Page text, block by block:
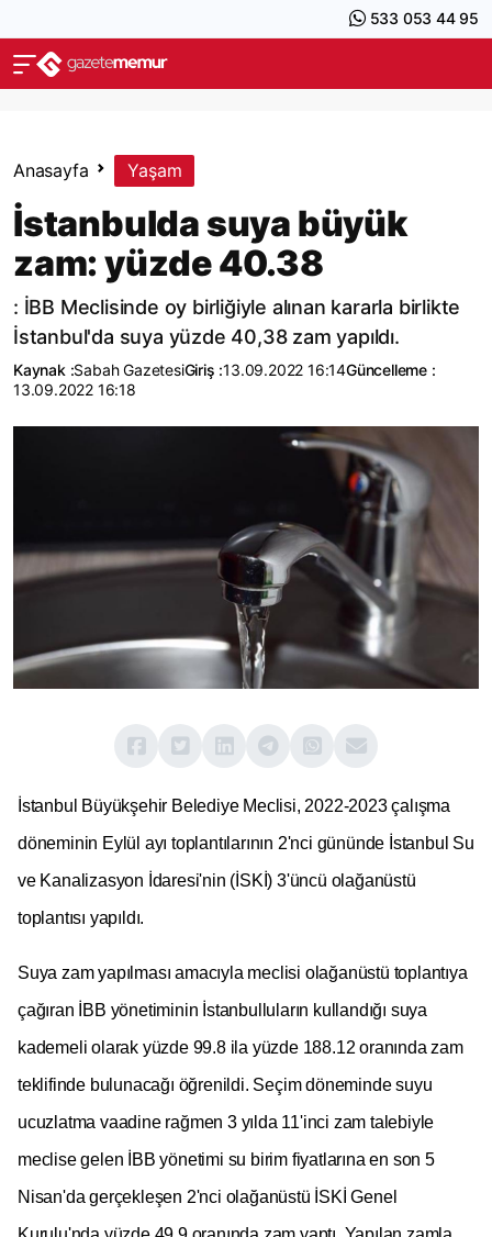
533 053 44 95
Anasayfa Yaşam
İstanbulda suya büyük
zam: yüzde 40.38
: İBB Meclisinde oy birliğiyle alınan kararla birlikte
İstanbul'da suya yüzde 40,38 zam yapıldı.
Kaynak :Sabah GazetesiGiriş :13.09.2022 16:14Güncelleme :
13.09.2022 16:18
İstanbul Büyükşehir Belediye Meclisi, 2022-2023 çalışma
döneminin Eylül ayı toplantılarının 2'nci gününde İstanbul Su
ve Kanalizasyon İdaresi'nin (İSKİ) 3'üncü olağanüstü
toplantısı yapıldı.
Suya zam yapılması amacıyla meclisi olağanüstü toplantıya
çağıran İBB yönetiminin İstanbulluların kullandığı suya
kademeli olarak yüzde 99.8 ila yüzde 188.12 oranında zam
teklifinde bulunacağı öğrenildi. Seçim döneminde suyu
ucuzlatma vaadine rağmen 3 yılda 11'inci zam talebiyle
meclise gelen İBB yönetimi su birim fiyatlarına en son 5
Nisan'da gerçekleşen 2'nci olağanüstü İSKİ Genel